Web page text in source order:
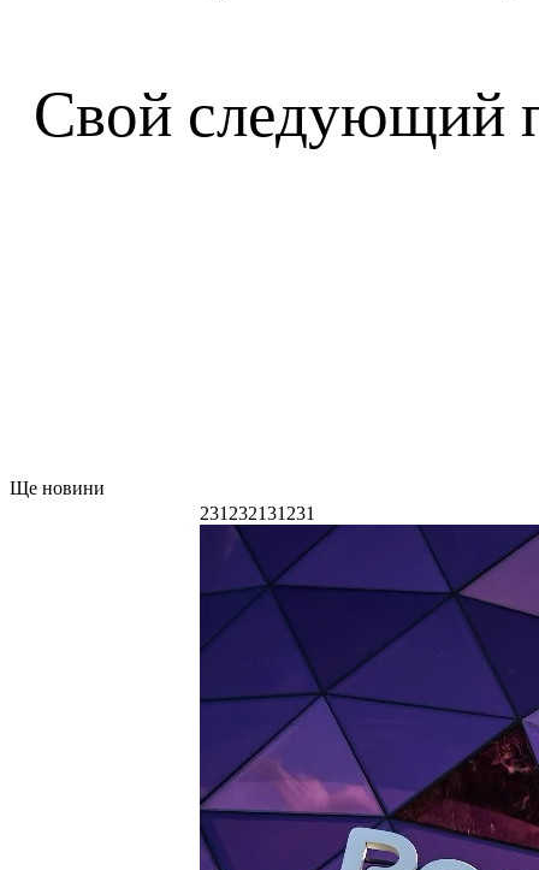
Свой следующий
Ще новини
231232131231